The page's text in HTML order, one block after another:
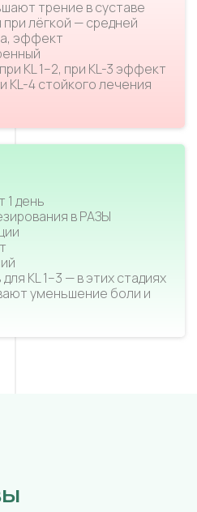
трение в суставе
лёгкой — средней
эффект
KL 1–2, при KL-3 эффект
KL-4 стойкого лечения
1 день
в РАЗЫ
KL 1–3 — в этих стадиях
уменьшение боли и